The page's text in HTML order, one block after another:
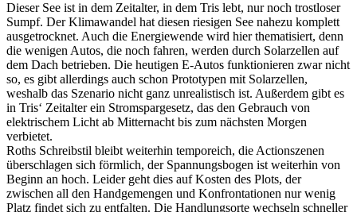
Dieser See ist in dem Zeitalter, in dem Tris lebt, nur noch trostloser
Sumpf. Der Klimawandel hat diesen riesigen See nahezu komplett
ausgetrocknet. Auch die Energiewende wird hier thematisiert, denn
die wenigen Autos, die noch fahren, werden durch Solarzellen auf
dem Dach betrieben. Die heutigen E-Autos funktionieren zwar nicht
so, es gibt allerdings auch schon Prototypen mit Solarzellen,
weshalb das Szenario nicht ganz unrealistisch ist. Außerdem gibt es
in Tris‘ Zeitalter ein Stromspargesetz, das den Gebrauch von
elektrischem Licht ab Mitternacht bis zum nächsten Morgen
verbietet.
Roths Schreibstil bleibt weiterhin temporeich, die Actionszenen
überschlagen sich förmlich, der Spannungsbogen ist weiterhin von
Beginn an hoch. Leider geht dies auf Kosten des Plots, der
zwischen all den Handgemengen und Konfrontationen nur wenig
Platz findet sich zu entfalten. Die Handlungsorte wechseln schneller